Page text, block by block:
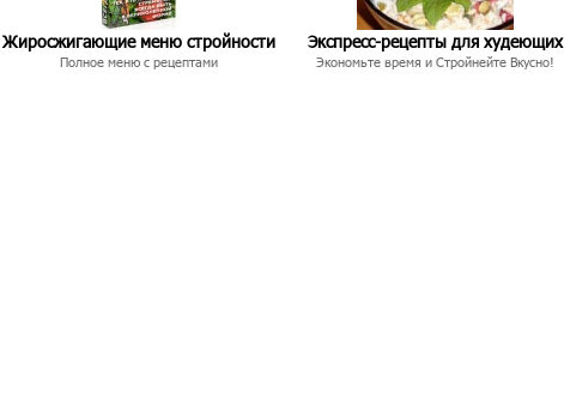
Жиросжигающие меню стройности
Полное меню с рецептами
Экспресс-рецепты для худеющих
Экономьте время и Стройнейте Вкусно!